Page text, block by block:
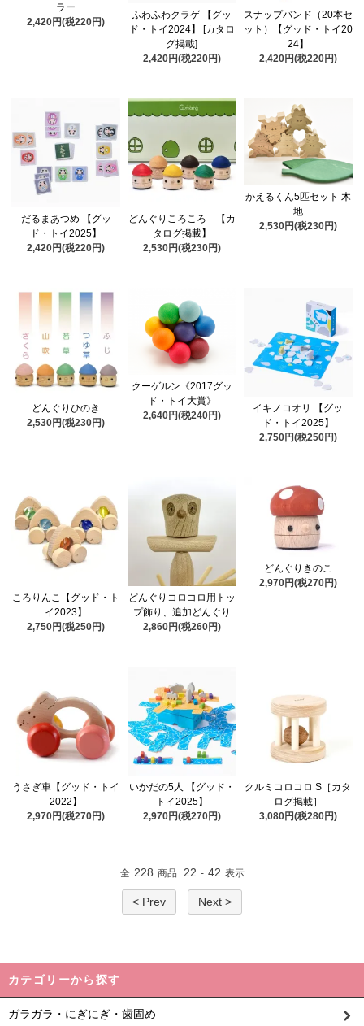
ラー
2,420円(税220円)
ふわふわクラゲ 【グッ
ド・トイ2024】 [カタロ
グ掲載]
2,420円(税220円)
スナップバンド（20本セ
ット）【グッド・トイ20
24】
2,420円(税220円)
だるまあつめ 【グッ
ド・トイ2025】
2,420円(税220円)
どんぐりころころ 【カ
タログ掲載】
2,530円(税230円)
かえるくん5匹セット 木
地
2,530円(税230円)
どんぐりひのき
2,530円(税230円)
クーゲルン《2017グッ
ド・トイ大賞》
2,640円(税240円)
イキノコオリ 【グッ
ド・トイ2025】
2,750円(税250円)
ころりんこ【グッド・ト
イ2023】
2,750円(税250円)
どんぐりコロコロ用トッ
プ飾り、追加どんぐり
2,860円(税260円)
どんぐりきのこ
2,970円(税270円)
うさぎ車【グッド・トイ
2022】
2,970円(税270円)
いかだの5人 【グッド・
トイ2025】
2,970円(税270円)
クルミコロコロ S［カタ
ログ掲載］
3,080円(税280円)
全 228 商品 22 - 42 表示
< Prev Next >
カテゴリーから探す
ガラガラ・にぎにぎ・歯固め